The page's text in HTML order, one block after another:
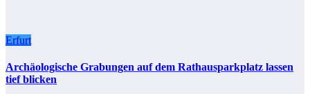
Erfurt
Archäologische Grabungen auf dem Rathausparkplatz lassen
tief blicken